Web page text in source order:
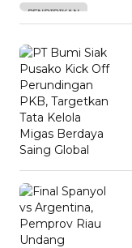
PENDIDIKAN